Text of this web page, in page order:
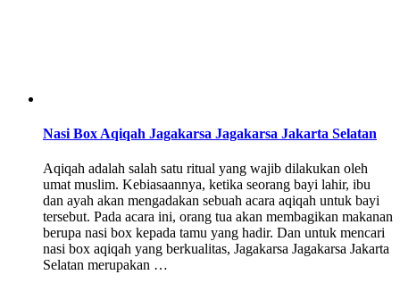
Nasi Box Aqiqah Jagakarsa Jagakarsa Jakarta Selatan
Aqiqah adalah salah satu ritual yang wajib dilakukan oleh
umat muslim. Kebiasaannya, ketika seorang bayi lahir, ibu
dan ayah akan mengadakan sebuah acara aqiqah untuk bayi
tersebut. Pada acara ini, orang tua akan membagikan makanan
berupa nasi box kepada tamu yang hadir. Dan untuk mencari
nasi box aqiqah yang berkualitas, Jagakarsa Jagakarsa Jakarta
Selatan merupakan …